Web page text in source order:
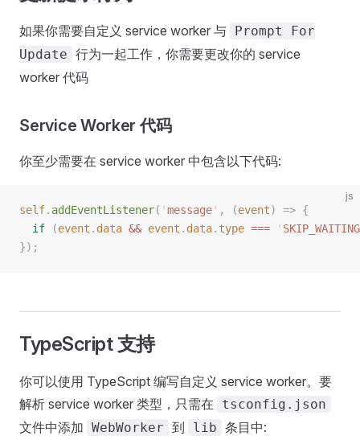
如果你需要自定义 service worker 与 Prompt For
Update 行为一起工作，你需要更改你的 service
worker 代码
Service Worker 代码
你至少需要在 service worker 中包含以下代码:
js
self. addEventListener( 'message' , (event) => {
  if
(event . data && event . data. type === ' SKIP_WAITING
});
TypeScript 支持
你可以使用 TypeScript 编写自定义 service worker。要
解析 service worker 类型，只需在
tsconfig.json
文件中添加 WebWorker 到 lib 条目中: